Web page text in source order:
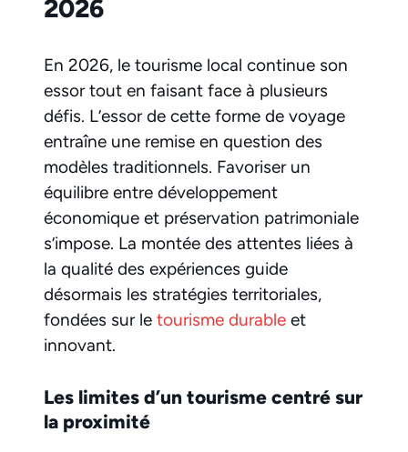
2026
En 2026, le tourisme local continue son
essor tout en faisant face à plusieurs
défis. L’essor de cette forme de voyage
entraîne une remise en question des
modèles traditionnels. Favoriser un
équilibre entre développement
économique et préservation patrimoniale
s’impose. La montée des attentes liées à
la qualité des expériences guide
désormais les stratégies territoriales,
fondées sur le tourisme durable et
innovant.
Les limites d’un tourisme centré sur
la proximité